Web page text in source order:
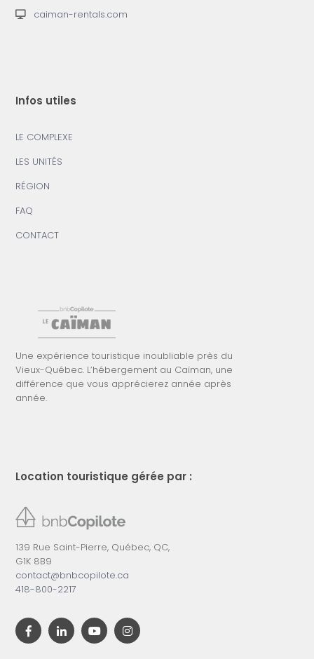
caiman-rentals.com
Infos utiles
LE COMPLEXE
LES UNITÉS
RÉGION
FAQ
CONTACT
Une expérience touristique inoubliable près du
Vieux-Québec. L’hébergement au Caïman, une
différence que vous apprécierez année après
année.
Location touristique gérée par :
139 Rue Saint-Pierre, Québec, QC,
G1K 8B9
contact@bnbcopilote.ca
418-800-2217